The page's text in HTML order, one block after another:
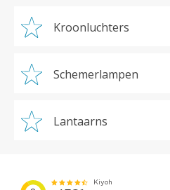
Kroonluchters
Schemerlampen
Lantaarns